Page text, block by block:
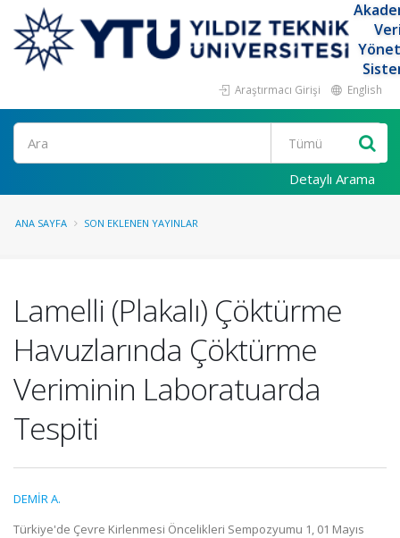
Araştırmacı Girişi English
Ara
Detaylı Arama
ANA SAYFA SON EKLENEN YAYINLAR
Lamelli (Plakalı) Çöktürme
Havuzlarında Çöktürme
Veriminin Laboratuarda
Tespiti
DEMİR A.
Türkiye'de Çevre Kirlenmesi Öncelikleri Sempozyumu 1, 01 Mayıs